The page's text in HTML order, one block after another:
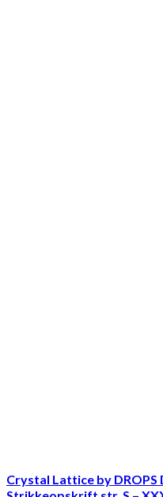
Crystal Lattice by DROPS